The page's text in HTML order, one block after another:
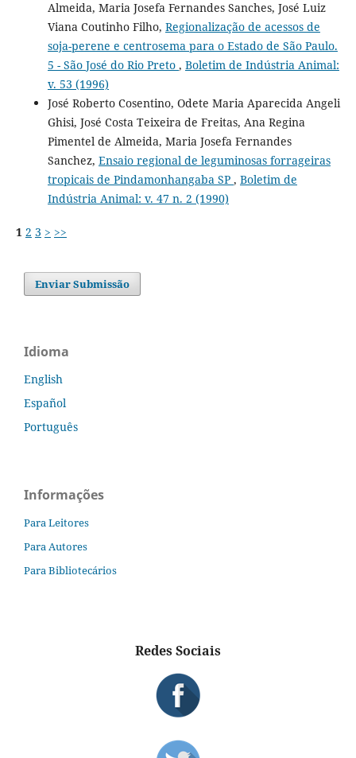
Almeida, Maria Josefa Fernandes Sanches, José Luiz
Viana Coutinho Filho, Regionalização de acessos de
soja-perene e centrosema para o Estado de São Paulo.
5 - São José do Rio Preto , Boletim de Indústria Animal:
v. 53 (1996)
José Roberto Cosentino, Odete Maria Aparecida Angeli
Ghisi, José Costa Teixeira de Freitas, Ana Regina
Pimentel de Almeida, Maria Josefa Fernandes
Sanchez, Ensaio regional de leguminosas forrageiras
tropicais de Pindamonhangaba SP , Boletim de
Indústria Animal: v. 47 n. 2 (1990)
1 2 3 > >>
Enviar Submissão
Idioma
English
Español
Português
Informações
Para Leitores
Para Autores
Para Bibliotecários
Redes Sociais